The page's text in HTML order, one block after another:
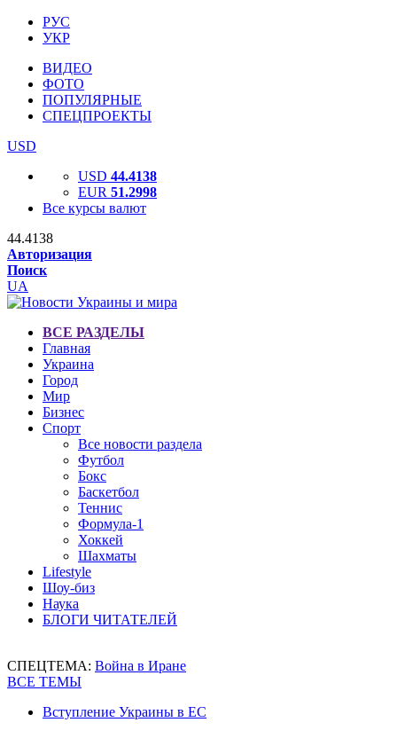
РУС
УКР
ВИДЕО
ФОТО
ПОПУЛЯРНЫЕ
СПЕЦПРОЕКТЫ
USD
USD 44.4138
EUR 51.2998
Все курсы валют
44.4138
Авторизация
Поиск
UA
ВСЕ РАЗДЕЛЫ
Главная
Украина
Город
Мир
Бизнес
Спорт
Все новости раздела
Футбол
Бокс
Баскетбол
Теннис
Формула-1
Хоккей
Шахматы
Lifestyle
Шоу-биз
Наука
БЛОГИ ЧИТАТЕЛЕЙ
СПЕЦТЕМА: Война в Иране
ВСЕ ТЕМЫ
Вступление Украины в ЕС